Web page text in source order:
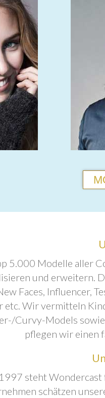
5.000 Modelle aller
und erweitern.
Faces, Influencer,
etc. Wir vermitteln
Curvy-Models
pflegen wir einen
steht
schätzen